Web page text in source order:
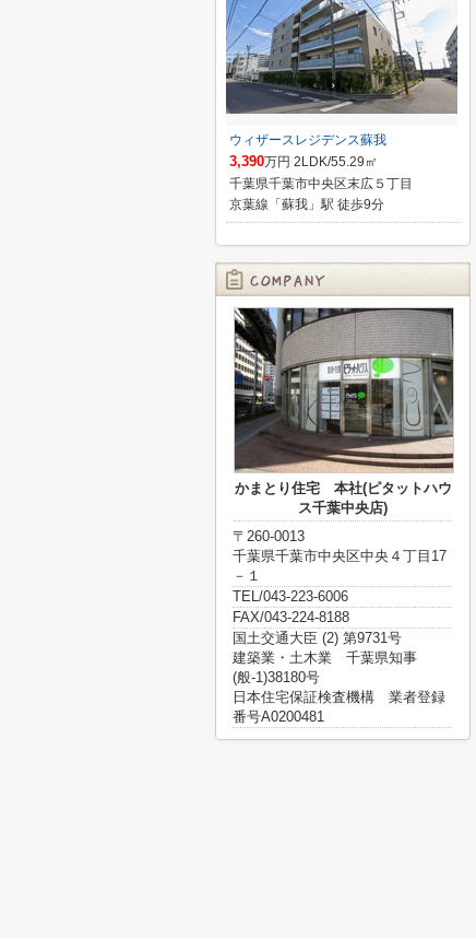
ウィザースレジデンス蘇我
3,390万円 2LDK/55.29㎡
千葉県千葉市中央区末広５丁目
京葉線「蘇我」駅 徒歩9分
かまとり住宅 本社(ピタットハウ
ス千葉中央店)
〒260-0013
千葉県千葉市中央区中央４丁目17
－１
TEL/043-223-6006
FAX/043-224-8188
国土交通大臣 (2) 第9731号
建築業・土木業 千葉県知事
(般-1)38180号
日本住宅保証検査機構 業者登録
番号A0200481